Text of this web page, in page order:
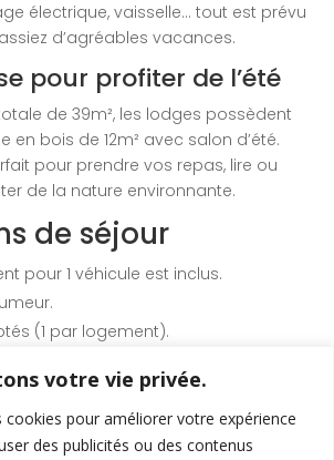
votre vie privée.
cookies pour améliorer votre expérience
des publicités ou des contenus
électrique, vaisselle… tout est prévu
d’agréables vacances.
pour profiter de l’été
de 39m², les lodges possèdent
en bois de 12m² avec salon d’été.
pour prendre vos repas, lire ou
de la nature environnante.
de séjour
pour 1 véhicule est inclus.
(1 par logement).
en Lot-et-Garonne
pour découvrir lavallée du Lot
activités : balades à vélo sur la